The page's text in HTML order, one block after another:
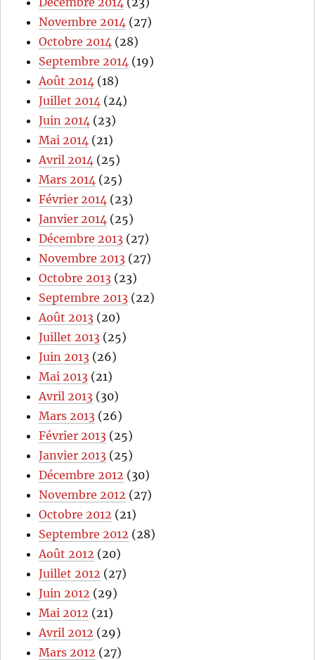
Novembre 2014 (27)
Octobre 2014 (28)
Septembre 2014 (19)
Août 2014 (18)
Juillet 2014 (24)
Juin 2014 (23)
Mai 2014 (21)
Avril 2014 (25)
Mars 2014 (25)
Février 2014 (23)
Janvier 2014 (25)
Décembre 2013 (27)
Novembre 2013 (27)
Octobre 2013 (23)
Septembre 2013 (22)
Août 2013 (20)
Juillet 2013 (25)
Juin 2013 (26)
Mai 2013 (21)
Avril 2013 (30)
Mars 2013 (26)
Février 2013 (25)
Janvier 2013 (25)
Décembre 2012 (30)
Novembre 2012 (27)
Octobre 2012 (21)
Septembre 2012 (28)
Août 2012 (20)
Juillet 2012 (27)
Juin 2012 (29)
Mai 2012 (21)
Avril 2012 (29)
Mars 2012 (27)